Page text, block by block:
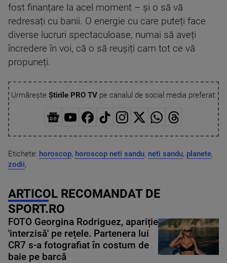
fost finanțare la acel moment – și o să vă
redresați cu banii. O energie cu care puteți face
diverse lucruri spectaculoase, numai să aveți
încredere în voi, că o să reușiți cam tot ce vă
propuneți.
Urmărește Știrile PRO TVpe canalul de social media preferat:
Etichete: horoscop, horoscop neti sandu, neti sandu, planete,
zodii,
ARTICOL RECOMANDAT DE
SPORT.RO
FOTO Georgina Rodriguez, apariție
'interzisă' pe rețele. Partenera lui
CR7 s-a fotografiat în costum de
baie pe barcă